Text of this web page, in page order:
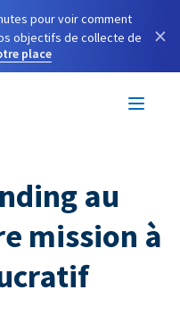
pour voir comment
objectifs de collecte de
place
×
au
mission à